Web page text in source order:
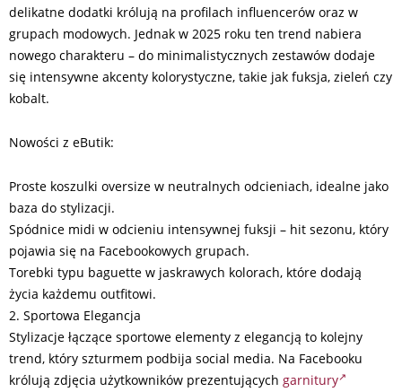
delikatne dodatki królują na profilach influencerów oraz w
grupach modowych. Jednak w 2025 roku ten trend nabiera
nowego charakteru – do minimalistycznych zestawów dodaje
się intensywne akcenty kolorystyczne, takie jak fuksja, zieleń czy
kobalt.
Nowości z eButik:
Proste koszulki oversize w neutralnych odcieniach, idealne jako
baza do stylizacji.
Spódnice midi w odcieniu intensywnej fuksji – hit sezonu, który
pojawia się na Facebookowych grupach.
Torebki typu baguette w jaskrawych kolorach, które dodają
życia każdemu outfitowi.
2. Sportowa Elegancja
Stylizacje łączące sportowe elementy z elegancją to kolejny
trend, który szturmem podbija social media. Na Facebooku
królują zdjęcia użytkowników prezentujących garnitury